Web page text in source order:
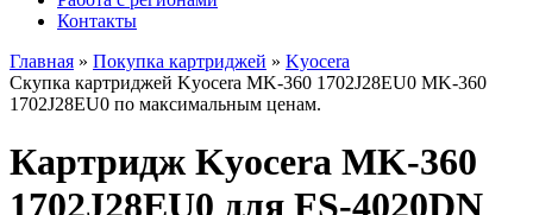
Контакты
Главная » Покупка картриджей » Kyocera
Скупка картриджей Kyocera MK-360 1702J28EU0 MK-360
1702J28EU0 по максимальным ценам.
Картридж Kyocera MK-360
1702J28EU0 для FS-4020DN